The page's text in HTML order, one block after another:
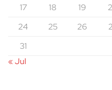
17
18 19
24
25 26
31
« Jul